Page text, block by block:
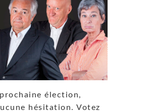
élection,
hésitation. Votez